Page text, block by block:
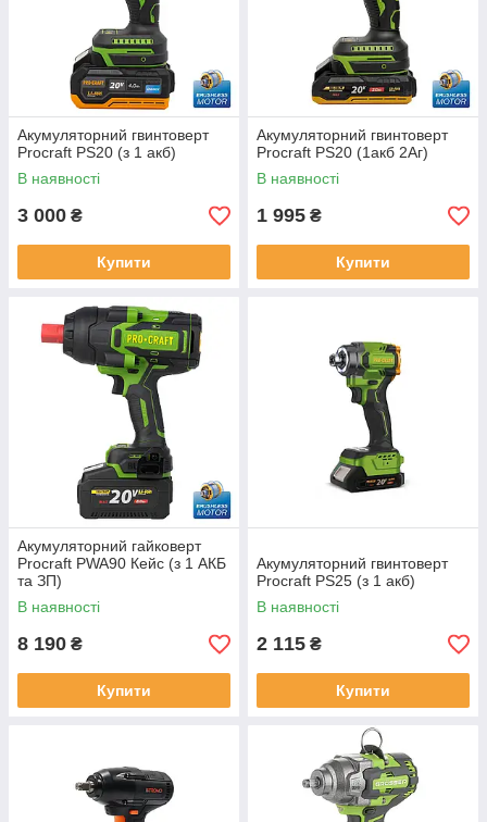
Акумуляторний гвинтоверт
Procraft PS20 (з 1 акб)
В наявності
3 000 ₴
Купити
Акумуляторний гвинтоверт
Procraft PS20 (1акб 2Аг)
В наявності
1 995 ₴
Купити
Акумуляторний гайковерт
Procraft PWA90 Кейс (з 1 АКБ
та ЗП)
В наявності
8 190 ₴
Купити
Акумуляторний гвинтоверт
Procraft PS25 (з 1 акб)
В наявності
2 115 ₴
Купити